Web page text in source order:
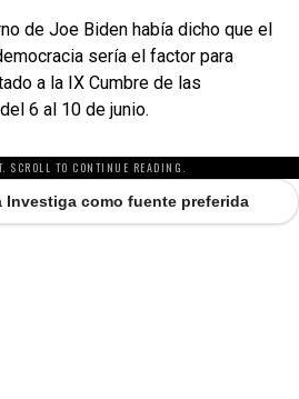
de Joe Biden había dicho que el
sería el factor para
a la IX Cumbre de las
6 al 10 de junio.
SCROLL TO CONTINUE READING.
Investiga como fuente preferida